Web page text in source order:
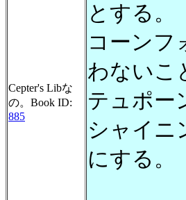
Cepter's Libな
の。Book ID:
885
とする。
コーンフ
わないこ
テュポー
シャイニ
にする。